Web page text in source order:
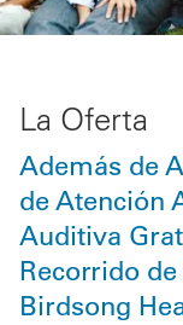
La Oferta
Además de
de Atención
Auditiva
Recorrido
Birdsong